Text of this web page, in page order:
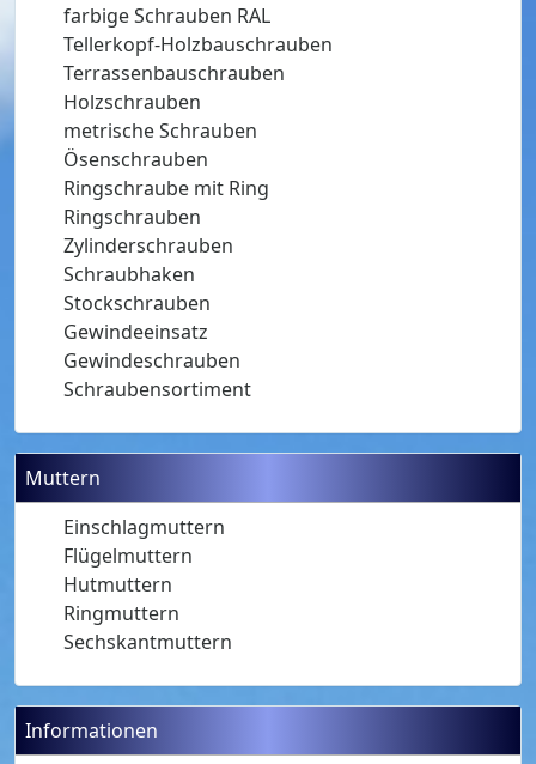
farbige Schrauben RAL
Tellerkopf-Holzbauschrauben
Terrassenbauschrauben
Holzschrauben
metrische Schrauben
Ösenschrauben
Ringschraube mit Ring
Ringschrauben
Zylinderschrauben
Schraubhaken
Stockschrauben
Gewindeeinsatz
Gewindeschrauben
Schraubensortiment
Muttern
Einschlagmuttern
Flügelmuttern
Hutmuttern
Ringmuttern
Sechskantmuttern
Informationen